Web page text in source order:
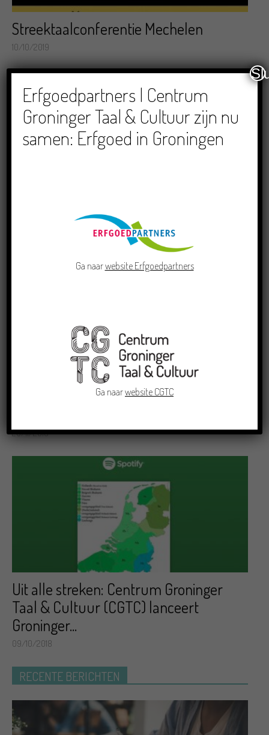
Streektaalconferentie Mechelen
10/10/2019
kerstliedjes uit alle streken
Nieuwe dialectnummers op spotifylijst
26/11/2018
Uit alle streken: Centrum Groninger
Taal & Cultuur (CGTC) lanceert
Groninger...
09/10/2018
RECENTE BERICHTEN
Erfgoedpartners | Centrum
Groninger Taal & Cultuur zijn nu
samen: Erfgoed in Groningen
Ga naarwebsite Erfgoedpartners
Ga naarwebsite CGTC